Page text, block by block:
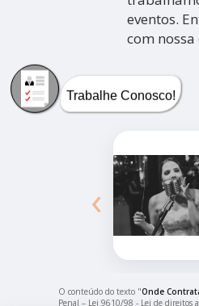
eventos.
com
‹
O conteúdo do texto "Onde
Penal – Lei 9610/98 - Lei de direitos
Trabalhe Conosco!